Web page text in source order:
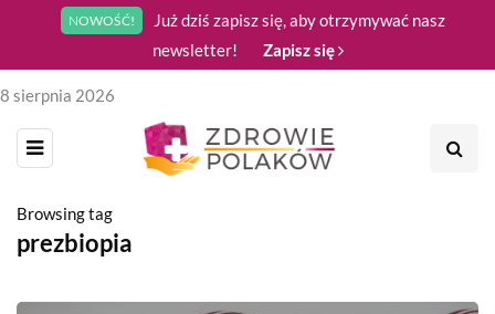
NOWOŚĆ!
Już dziś zapisz się, aby otrzymywać nasz
newsletter!
Zapisz się
8 sierpnia 2026
Browsing tag
prezbiopia